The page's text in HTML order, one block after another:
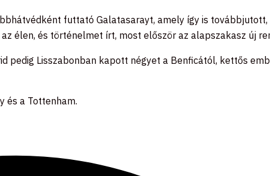
futtató Galatasarayt, amely így is
élen, és történelmet írt, most először az alapszakasz új
Lisszabonban kapott négyet a Benficától, kettős
és a Tottenham.